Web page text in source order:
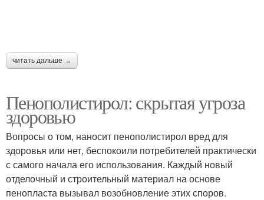
читать дальше →
Пенополистирол: скрытая угроза
здоровью
Вопросы о том, наносит пенополистирол вред для
здоровья или нет, беспокоили потребителей практически
с самого начала его использования. Каждый новый
отделочный и строительный материал на основе
пенопласта вызывал возобновление этих споров.